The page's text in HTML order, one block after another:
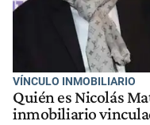
VÍNCULO INMOBILIARIO
Quién es Nicolás
inmobiliario